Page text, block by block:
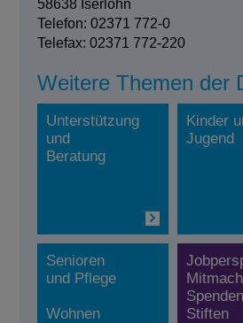
58638 Iserlohn
Telefon: 02371 772-0
Telefax: 02371 772-220
Weitere Themen der
Unterstützung
und
Beratung
Kinder
Jugend
Senioren
und Pflege
Wohnen
Spenden
Stiften